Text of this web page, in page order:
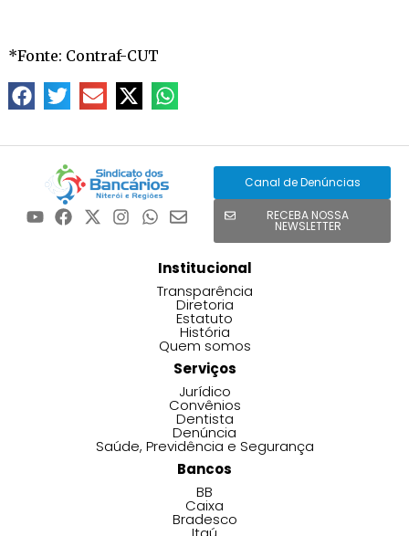
*Fonte: Contraf-CUT
Canal de Denúncias
RECEBA NOSSA
NEWSLETTER
Institucional
Transparência
Diretoria
Estatuto
História
Quem somos
Serviços
Jurídico
Convênios
Dentista
Denúncia
Saúde, Previdência e Segurança
Bancos
BB
Caixa
Bradesco